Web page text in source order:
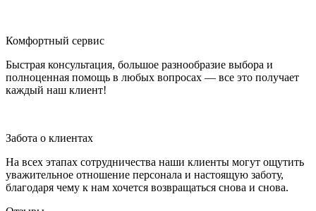
Комфортный сервис
Быстрая консультация, большое разнообразие выбора и
полноценная помощь в любых вопросах — все это получает
каждый наш клиент!
Забота о клиентах
На всех этапах сотрудничества наши клиенты могут ощутить
уважительное отношение персонала и настоящую заботу,
благодаря чему к нам хочется возвращаться снова и снова.